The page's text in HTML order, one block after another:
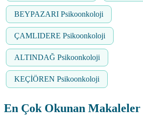
BEYPAZARI Psikoonkoloji
ÇAMLIDERE Psikoonkoloji
ALTINDAĞ Psikoonkoloji
KEÇİÖREN Psikoonkoloji
En Çok Okunan Makaleler